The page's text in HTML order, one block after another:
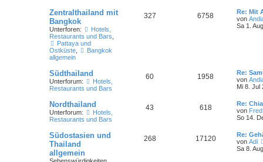
Zentralthailand mit
Bangkok
Unterforen:
Hotels,
Restaurants und Bars
Pattaya und
Ostküste
Bangkok
allgemein
327 6758
Re: Mit
von
Sa 1.
Südthailand
Unterforum:
Hotels,
Restaurants und Bars
60 1958
Re:
von
Mi 8. Jul
Nordthailand
Unterforum:
Hotels,
Restaurants und Bars
43 618
Re:
von
So 14.
Südostasien und
Thailand
allgemein
268 17120
Re:
von Adi
Sa 8.